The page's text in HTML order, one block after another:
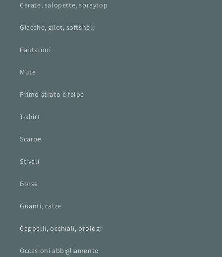
Cerate, salopette, spraytop
Giacche, gilet, softshell
Pantaloni
Mute
Primo strato e felpe
T-shirt
Scarpe
Stivali
Borse
Guanti, calze
Cappelli, occhiali, orologi
Occasioni abbigliamento